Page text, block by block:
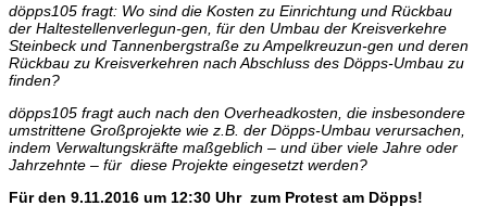
döpps105 fragt: Wo sind die Kosten zu Einrichtung und Rückbau
der Haltestellenverlegun-gen, für den Umbau der Kreisverkehre
Steinbeck und Tannenbergstraße zu Ampelkreuzun-gen und deren
Rückbau zu Kreisverkehren nach Abschluss des Döpps-Umbau zu
finden?
döpps105 fragt auch nach den Overheadkosten, die insbesondere
umstrittene Großprojekte wie z.B. der Döpps-Umbau verursachen,
indem Verwaltungskräfte maßgeblich – und über viele Jahre oder
Jahrzehnte – für diese Projekte eingesetzt werden?
Für den 9.11.2016 um 12:30 Uhr zum Protest am Döpps!